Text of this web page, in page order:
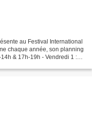
au Festival International
chaque année, son planning
& 17h-19h - Vendredi 1 :